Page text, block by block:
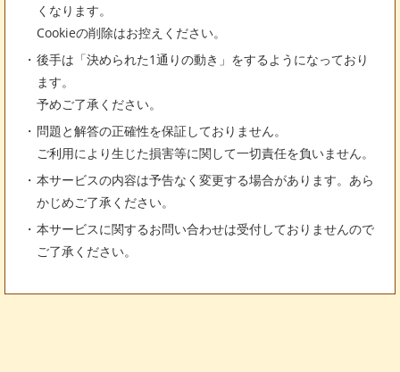
くなります。
Cookieの削除はお控えください。
後手は「決められた1通りの動き」をするようになっており
ます。
予めご了承ください。
問題と解答の正確性を保証しておりません。
ご利用により生じた損害等に関して一切責任を負いません。
本サービスの内容は予告なく変更する場合があります。あら
かじめご了承ください。
本サービスに関するお問い合わせは受付しておりませんので
ご了承ください。